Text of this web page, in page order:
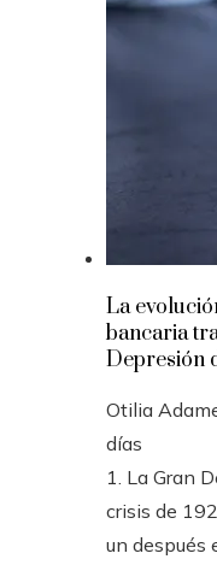
La
bancaria
Depresión
Otilia
días
1. La Gran
crisis de
un después